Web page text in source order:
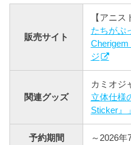
販売サイト
【アニス
たちがぷ
ジ
関連グッズ
カミオジ
立体仕様
Sticker』
予約期間 ～2026